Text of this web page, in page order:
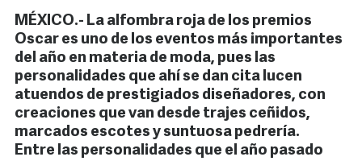
MÉXICO.- La alfombra roja de los premios
Oscar es uno de los eventos más importantes
del año en materia de moda, pues las
personalidades que ahí se dan cita lucen
atuendos de prestigiados diseñadores, con
creaciones que van desde trajes ceñidos,
marcados escotes y suntuosa pedrería.
Entre las personalidades que el año pasado